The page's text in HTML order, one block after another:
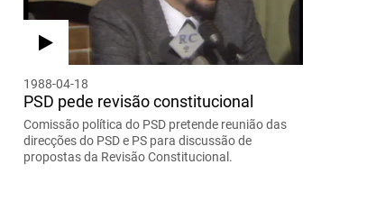
1988-04-18
PSD pede revisão constitucional
Comissão política do PSD pretende reunião das
direcções do PSD e PS para discussão de
propostas da Revisão Constitucional.